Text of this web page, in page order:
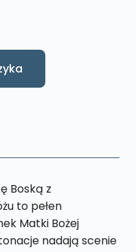
Boską z
to pełen
Matki Bożej
nadają scenie